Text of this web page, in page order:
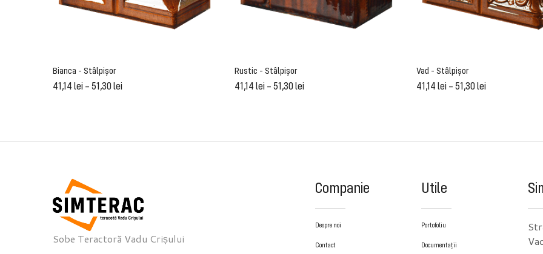
Bianca - Stâlpișor
41,14 lei – 51,30 lei
Rustic - Stâlpișor
41,14 lei – 51,30 lei
Vad - Stâlpișor
41,14 lei – 51,30 lei
Sobe Teractoră Vadu Crișului
Companie
Despre noi
Contact
Utile
Portofoliu
Documentații